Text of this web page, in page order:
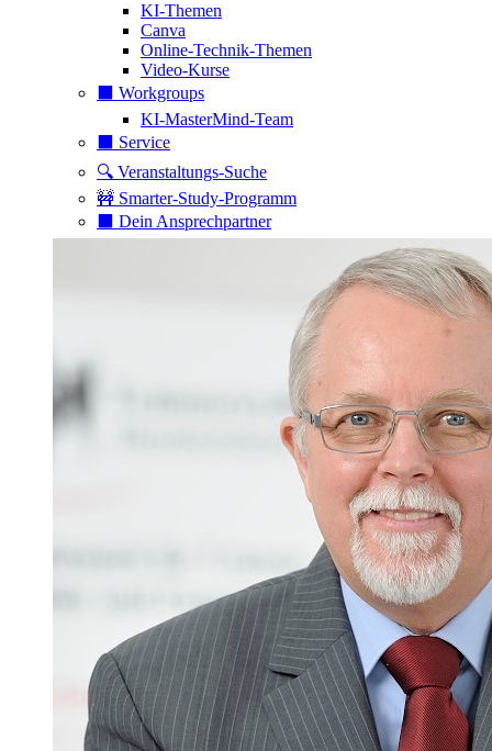
KI-Themen
Canva
Online-Technik-Themen
Video-Kurse
⬛️ Workgroups
KI-MasterMind-Team
⬛️ Service
🔍 Veranstaltungs-Suche
🚧 Smarter-Study-Programm
⬛️ Dein Ansprechpartner